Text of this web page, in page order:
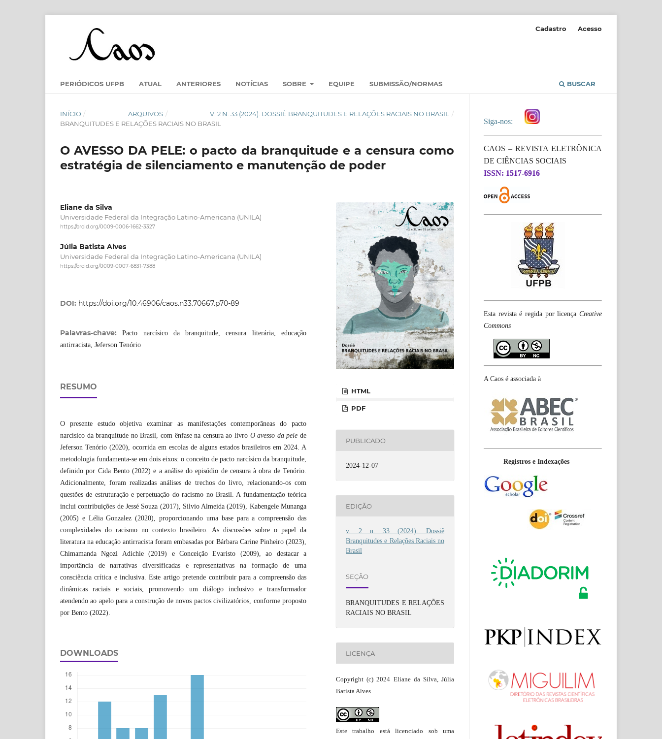
PERIÓDICOS UFPB ATUAL ANTERIORES NOTÍCIAS SOBRE EQUIPE SUBMISSÃO/NORMAS BUSCAR
Cadastro Acesso
INÍCIO / ARQUIVOS / V. 2 N. 33 (2024): DOSSIÊ BRANQUITUDES E RELAÇÕES RACIAIS NO BRASIL
/
BRANQUITUDES E RELAÇÕES RACIAIS NO BRASIL
O AVESSO DA PELE: o pacto da branquitude e a censura como
estratégia de silenciamento e manutenção de poder
Eliane da Silva
Universidade Federal da Integração Latino-Americana (UNILA)
https://orcid.org/0009-0006-1662-3327
Júlia Batista Alves
Universidade Federal da Integração Latino-Americana (UNILA)
https://orcid.org/0009-0007-6831-7388
DOI: https://doi.org/10.46906/caos.n33.70667.p70-89
Palavras-chave:Pacto narcísico da branquitude, censura literária, educação
antirracista, Jeferson Tenório
RESUMO
O presente estudo objetiva examinar as manifestações contemporâneas do pacto
narcísico da branquitude no Brasil, com ênfase na censura ao livro O avesso da pele de
Jeferson Tenório (2020), ocorrida em escolas de alguns estados brasileiros em 2024. A
metodologia fundamenta-se em dois eixos: o conceito de pacto narcísico da branquitude,
definido por Cida Bento (2022) e a análise do episódio de censura à obra de Tenório.
Adicionalmente, foram realizadas análises de trechos do livro, relacionando-os com
questões de estruturação e perpetuação do racismo no Brasil. A fundamentação teórica
inclui contribuições de Jessé Souza (2017), Silvio Almeida (2019), Kabengele Munanga
(2005) e Lélia Gonzalez (2020), proporcionando uma base para a compreensão das
complexidades do racismo no contexto brasileiro. As discussões sobre o papel da
literatura na educação antirracista foram embasadas por Bárbara Carine Pinheiro (2023),
Chimamanda Ngozi Adichie (2019) e Conceição Evaristo (2009), ao destacar a
importância de narrativas diversificadas e representativas na formação de uma
consciência crítica e inclusiva. Este artigo pretende contribuir para a compreensão das
dinâmicas raciais e sociais, promovendo um diálogo inclusivo e transformador
atendendo ao apelo para a construção de novos pactos civilizatórios, conforme proposto
por Bento (2022).
DOWNLOADS
HTML
PDF
PUBLICADO
2024-12-07
EDIÇÃO
v. 2 n. 33 (2024): Dossiê
Branquitudes e Relações Raciais no
Brasil
SEÇÃO
BRANQUITUDES E RELAÇÕES
RACIAIS NO BRASIL
LICENÇA
Copyright (c) 2024 Eliane da Silva, Júlia
Batista Alves
Este trabalho está licenciado sob uma
Siga-nos:
CAOS – REVISTA ELETRÔNICA
DE CIÊNCIAS SOCIAIS
ISSN: 1517-6916
Esta revista é regida por licença Creative
Commons
A Caos é associada à
Registros e Indexações